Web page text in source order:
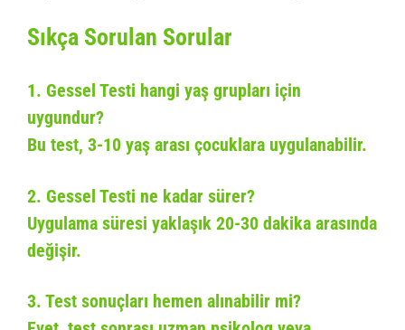
Sıkça Sorulan Sorular
1. Gessel Testi hangi yaş grupları için
uygundur?
Bu test, 3-10 yaş arası çocuklara uygulanabilir.
2. Gessel Testi ne kadar sürer?
Uygulama süresi yaklaşık 20-30 dakika arasında
değişir.
3. Test sonuçları hemen alınabilir mi?